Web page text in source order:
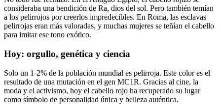
consideraba una bendición de Ra, dios del sol. Pero también temían
a los pelirrojos por creerlos impredecibles. En Roma, las esclavas
pelirrojas eran más valoradas, y muchas mujeres se teñían el cabello
para imitar ese tono exótico.
Hoy: orgullo, genética y ciencia
Solo un 1-2% de la población mundial es pelirroja. Este color es el
resultado de una mutación en el gen MC1R. Gracias al cine, la
moda y el activismo, hoy el cabello rojo ha recuperado su lugar
como símbolo de personalidad única y belleza auténtica.